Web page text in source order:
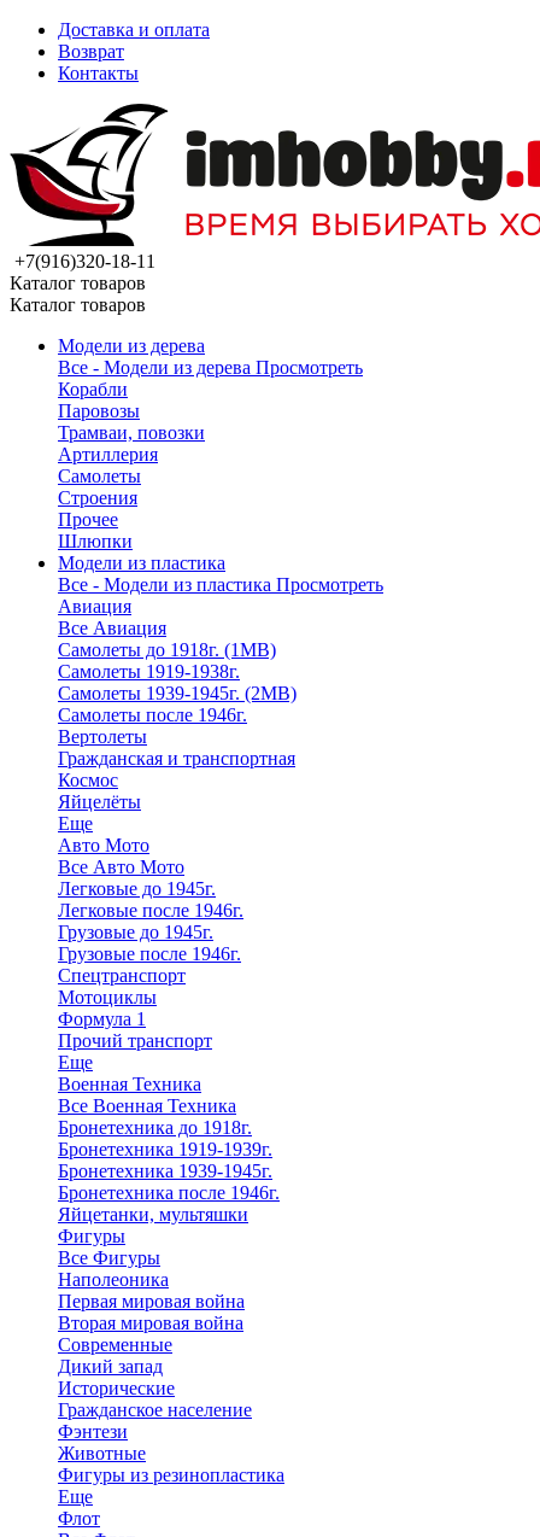
Доставка и оплата
Возврат
Контакты
+7(916)320-18-11
Каталог товаров
Каталог товаров
Модели из дерева
Все - Модели из дерева Просмотреть
Корабли
Паровозы
Трамваи, повозки
Артиллерия
Самолеты
Строения
Прочее
Шлюпки
Модели из пластика
Все - Модели из пластика Просмотреть
Авиация
Все Авиация
Самолеты до 1918г. (1МВ)
Самолеты 1919-1938г.
Самолеты 1939-1945г. (2МВ)
Самолеты после 1946г.
Вертолеты
Гражданская и транспортная
Космос
Яйцелёты
Еще
Авто Мото
Все Авто Мото
Легковые до 1945г.
Легковые после 1946г.
Грузовые до 1945г.
Грузовые после 1946г.
Спецтранспорт
Мотоциклы
Формула 1
Прочий транспорт
Еще
Военная Техника
Все Военная Техника
Бронетехника до 1918г.
Бронетехника 1919-1939г.
Бронетехника 1939-1945г.
Бронетехника после 1946г.
Яйцетанки, мультяшки
Фигуры
Все Фигуры
Наполеоника
Первая мировая война
Вторая мировая война
Современные
Дикий запад
Исторические
Гражданское население
Фэнтези
Животные
Фигуры из резинопластика
Еще
Флот